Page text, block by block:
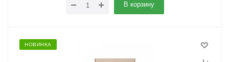
В корзину
НОВИНКА